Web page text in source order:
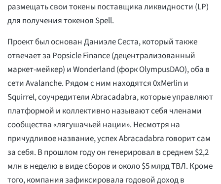
размещать свои токены поставщика ликвидности (LP)
для получения токенов Spell.
Проект был основан Даниэле Сеста, который также
отвечает за Popsicle Finance (децентрализованный
маркет-мейкер) и Wonderland (форк OlympusDAO), оба в
сети Avalanche. Рядом с ним находятся 0xMerlin и
Squirrel, соучредители Abracadabra, которые управляют
платформой и коллективно называют себя членами
сообщества «лягушачьей нации». Несмотря на
причудливое название, успех Abracadabra говорит сам
за себя. В прошлом году он генерировал в среднем $2,2
млн в неделю в виде сборов и около $5 млрд ТВЛ. Кроме
того, компания зафиксировала годовой доход в